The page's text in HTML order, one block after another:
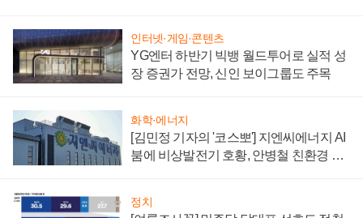
인터넷·게임·콘텐츠
YG엔터 하반기 빅뱅 월드투어로 실적 성
장 증권가 전망, 신인 보이그룹도 주목
화학·에너지
[김민정 기자의 '코스뽀'] 지엔씨에너지 AI
붐에 비상발전기 호황, 안병철 친환경 에
정치